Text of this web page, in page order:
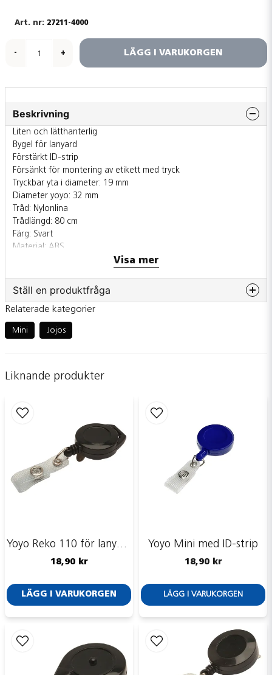
27211-4000
- + LÄGG I VARUKORGEN
Beskrivning
Liten och lätthanterlig
Bygel för lanyard
Förstärkt ID-strip
Försänkt för montering av etikett med tryck
Tryckbar yta i diameter: 19 mm
Diameter yoyo: 32 mm
Tråd: Nylonlina
Trådlängd: 80 cm
Färg: Svart
Material: ABS
Visa mer
Ställ en produktfråga
Fråga oss något om denna produkten...
name
Mejladress
Ja, ni får publicera min fråga
Skicka fråga
Relaterade kategorier
Mini Jojos
Liknande produkter
Yoyo Reko 110 för lanyards
18,90 kr
LÄGG I VARUKORGEN
Yoyo Mini med ID-strip
18,90 kr
LÄGG I VARUKORGEN